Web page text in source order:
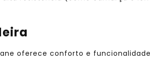
oferece conforto e